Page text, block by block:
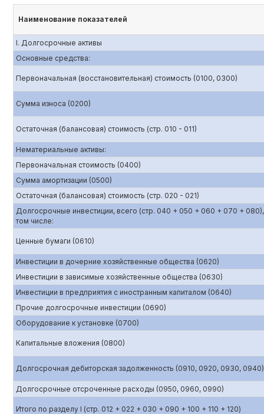
Наименование показателей
I. Долгосрочные активы
Основные средства:
Первоначальная (восстановительная) стоимость (0100, 0300)
Сумма износа (0200)
Остаточная (балансовая) стоимость (стр. 010 - 011)
Нематериальные активы:
Первоначальная стоимость (0400)
Сумма амортизации (0500)
Остаточная (балансовая) стоимость (стр. 020 - 021)
Долгосрочные инвестиции, всего (стр. 040 + 050 + 060 + 070 +
том числе:
Ценные бумаги (0610)
Инвестиции в дочерние хозяйственные общества (0620)
Инвестиции в зависимые хозяйственные общества (0630)
Инвестиции в предприятия с иностранным капиталом (0640)
Прочие долгосрочные инвестиции (0690)
Оборудование к установке (0700)
Капитальные вложения (0800)
Долгосрочная дебиторская задолженность (0910, 0920, 0930, 0940)
Долгосрочные отсроченные расходы (0950, 0960, 0990)
Итого по разделу I (стр. 012 + 022 + 030 + 090 + 100 + 110 + 120)